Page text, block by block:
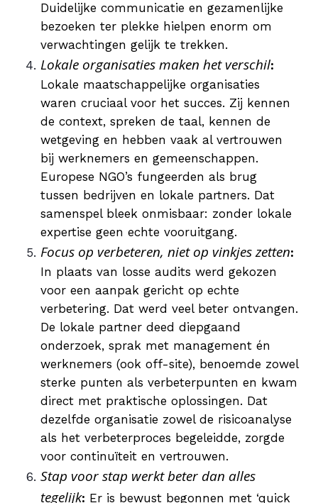
Duidelijke communicatie en gezamenlijke
bezoeken ter plekke hielpen enorm om
verwachtingen gelijk te trekken.
Lokale organisaties maken het verschil:
Lokale maatschappelijke organisaties
waren cruciaal voor het succes. Zij kennen
de context, spreken de taal, kennen de
wetgeving en hebben vaak al vertrouwen
bij werknemers en gemeenschappen.
Europese NGO’s fungeerden als brug
tussen bedrijven en lokale partners. Dat
samenspel bleek onmisbaar: zonder lokale
expertise geen echte vooruitgang.
Focus op verbeteren, niet op vinkjes zetten:
In plaats van losse audits werd gekozen
voor een aanpak gericht op echte
verbetering. Dat werd veel beter ontvangen.
De lokale partner deed diepgaand
onderzoek, sprak met management én
werknemers (ook off-site), benoemde zowel
sterke punten als verbeterpunten en kwam
direct met praktische oplossingen. Dat
dezelfde organisatie zowel de risicoanalyse
als het verbeterproces begeleidde, zorgde
voor continuïteit en vertrouwen.
Stap voor stap werkt beter dan alles
tegelijk: Er is bewust begonnen met ‘quick